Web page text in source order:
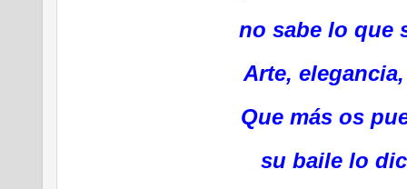
no sabe lo que
Arte,
Que más os
su baile lo